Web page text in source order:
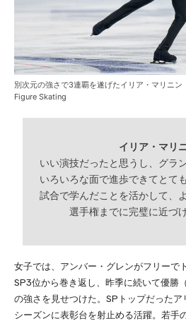
別次元の強さで3連覇を遂げたイリア・マリ
Figure Skating
イリア・マリ
いい演技だったと思うし、グラ
いろいろな面で進歩できてとて
試合で学んだことを活かして、
選手権までに完璧に近づ
女子では、アンバー・グレンがフリーで
SP3位から巻き返し、昨季に続いて優勝
の強さを見せつけた。SPトップだった
シーズンに表彰台を射止める活躍。若手